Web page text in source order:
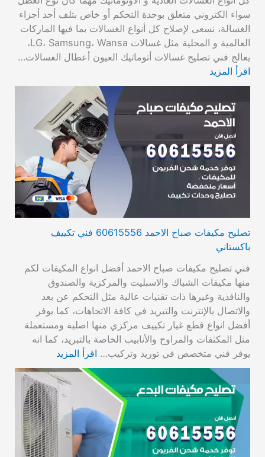
سواء الكتروني متعلق بوحدة التحكم أو خاص بتلف أحد أجزاء
الغسالة، نسعى لإصلاح كل أنواع الغسالات بما فيها الماركات
العالمية و المحلية مثل غسالات LG، Samsung، Wansa،
يعالج فني تصليح غسالات أتوماتيك العيون أعطال الغسالات…
اقرأ المزيد
تصليح مكيفات صباح الاحمد 60615556 فني تكييف
باكستاني
فني تصليح مكيفات صباح الاحمد أفضل انواع المكيفات لكم
منها مكيفات الشباك والاسبليت والمركزية والصندوق
والنافذية وغيرها ذات تقنيات عالية مثل التحكم عن بعد
والاتصال بالإنترنت والتبريد في كافة الاتجاهات، كما يوفر
أفضل انواع قطع غيار تكييف مركزي منها اصلية ومستعملة
مثل المكثفات والمراوح والأنابيب الخاصة بالتبريد، كما انه
يوفر فني متخصص في توريد وتركيب… اقرأ المزيد